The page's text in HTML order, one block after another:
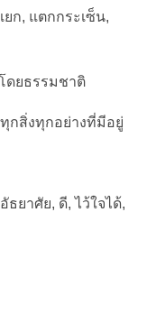
ยก, แตกกระเซ็น,
ดยธรรมชาติ
ทุกสิ่งทุกอย่างที่มีอยู่
ธยาศัย, ดี, ไว้ใจได้,